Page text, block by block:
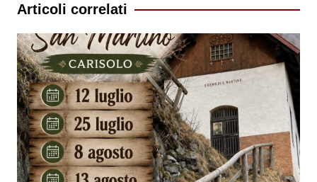
Articoli correlati